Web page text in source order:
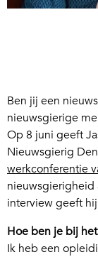
Ben jij een
nieuwsgierige
Op 8 juni geeft
Nieuwsgierig
werkconferentie
nieuwsgierigheid
interview geeft
Hoe ben je bij
Ik heb een